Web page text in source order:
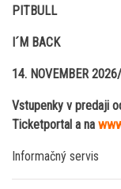
PITBULL
I´M BACK
14. NOVEMBER
Vstupenky v predaji
Ticketportal a na
Informačný servis